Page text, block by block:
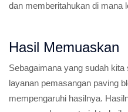
dan memberitahukan di mana
Hasil Memuaskan
Sebagaimana yang sudah
layanan pemasangan paving
mempengaruhi hasilnya.